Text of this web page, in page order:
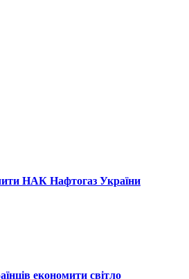
НАК Нафтогаз України
економити світло